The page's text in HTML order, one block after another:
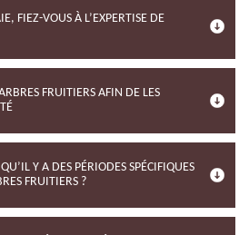
FIEZ-VOUS À L’EXPERTISE DE
FRUITIERS AFIN DE LES
Y A DES PÉRIODES SPÉCIFIQUES
FRUITIERS ?